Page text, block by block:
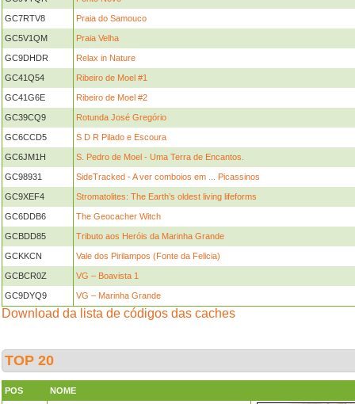
GC7RTV8 Praia do Samouco
GC5V1QM Praia Velha
GC9DHDR Relax in Nature
GC41Q54 Ribeiro de Moel #1
GC41G6E Ribeiro de Moel #2
GC39CQ9 Rotunda José Gregório
GC6CCD5 S D R Pilado e Escoura
GC6JM1H S. Pedro de Moel - Uma Terra de Encantos.
GC98931 SideTracked - A ver comboios em ... Picassinos
GC9XEF4 Stromatolites: The Earth’s oldest living lifeforms
GC6DDB6 The Geocacher Witch
GCBDD85 Tributo aos Heróis da Marinha Grande
GCKKCN Vale dos Pirilampos (Fonte da Felicia)
GCBCR0Z VG – Boavista 1
GC9DYQ9 VG – Marinha Grande
Download da lista de códigos das caches
TOP 20
POS NOME